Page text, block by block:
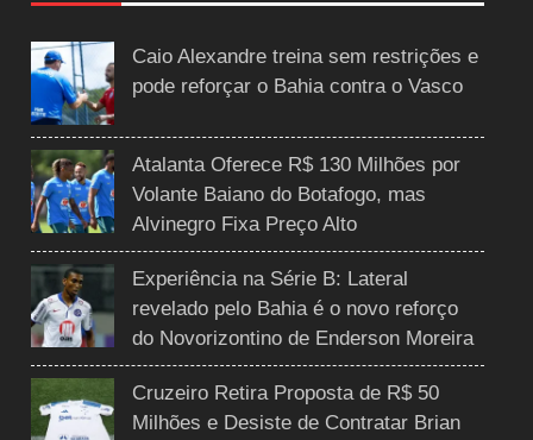
Caio Alexandre treina sem restrições e
pode reforçar o Bahia contra o Vasco
Atalanta Oferece R$ 130 Milhões por
Volante Baiano do Botafogo, mas
Alvinegro Fixa Preço Alto
Experiência na Série B: Lateral
revelado pelo Bahia é o novo reforço
do Novorizontino de Enderson Moreira
Cruzeiro Retira Proposta de R$ 50
Milhões e Desiste de Contratar Brian